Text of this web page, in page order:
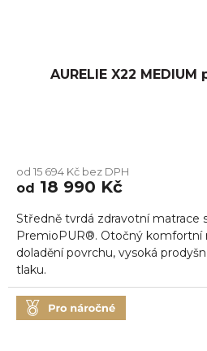
AURELIE X22
produktu
je
z
5
hvězdiček.
od 15 694 Kč bez DPH
od 18 990 Kč
Středně tvrdá zdravotní matrace
PremioPUR®. Otočný
doladění povrchu, vysoká
tlaku.